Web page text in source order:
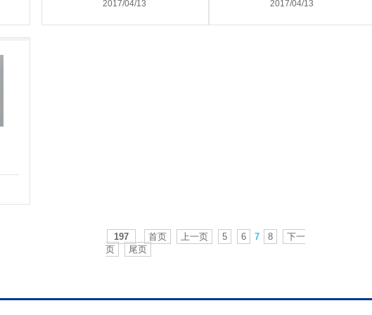
2017/04/13 2017/04/13
197 首页 上一页 5 6 7 8
下一
页
尾页